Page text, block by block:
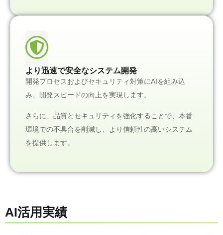
より迅速で安全なシステム開発
開発プロセスおよびセキュリティ対策にAIを組み込
み、開発スピードの向上を実現します。
さらに、品質とセキュリティを強化することで、本番
環境での不具合を削減し、より信頼性の高いシステム
を提供します。
AI活用実績